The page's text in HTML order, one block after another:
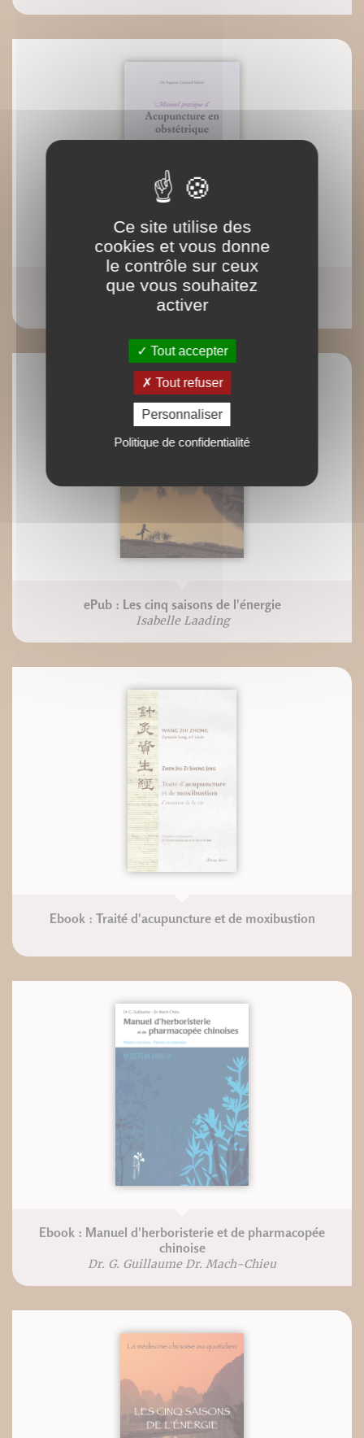
Manuel pratique d'acupuncture en obstétrique
Augusta Guiraud-Sobral
ePub : Les cinq saisons de l'énergie
Isabelle Laading
Ebook : Traité d'acupuncture et de moxibustion
Ebook : Manuel d'herboristerie et de pharmacopée
chinoise
Dr. G. Guillaume Dr. Mach-Chieu
Ce site utilise des
cookies et vous donne
le contrôle sur ceux
que vous souhaitez
activer
Tout accepter
Tout refuser
Personnaliser
Politique de confidentialité